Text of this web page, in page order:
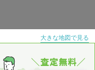
大きな地図で見る